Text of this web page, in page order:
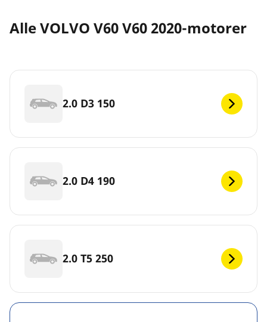
Alle VOLVO V60 V60 2020-motorer
2.0 D3 150
2.0 D4 190
2.0 T5 250